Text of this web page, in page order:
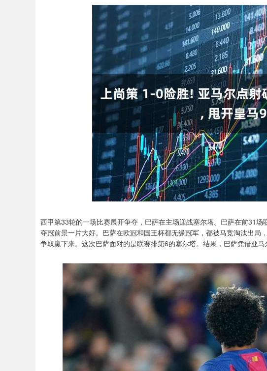
西甲第33轮的一场比赛展开争夺，巴萨在主场迎战塞尔塔。巴萨在前31
夺冠前景一片大好。巴萨在欧冠和国王杯都无缘冠军，都被马竞淘汰出局
争取赢下来。这次巴萨面对的是联赛排第6的塞尔塔。结果，巴萨凭借亚